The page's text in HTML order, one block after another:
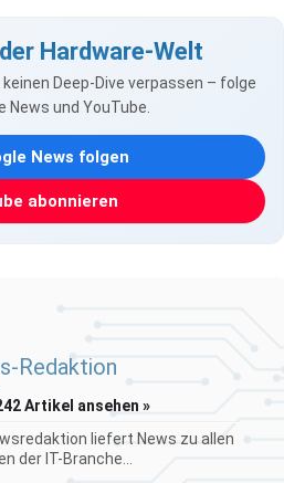
Hardware-Welt
Deep-Dive verpassen – folge
News und YouTube.
News folgen
abonnieren
Redaktion
Artikel ansehen »
liefert News zu allen
der IT-Branche...